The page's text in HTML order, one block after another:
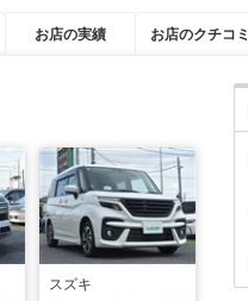
お店の実績 お店のクチコミ
スズキ